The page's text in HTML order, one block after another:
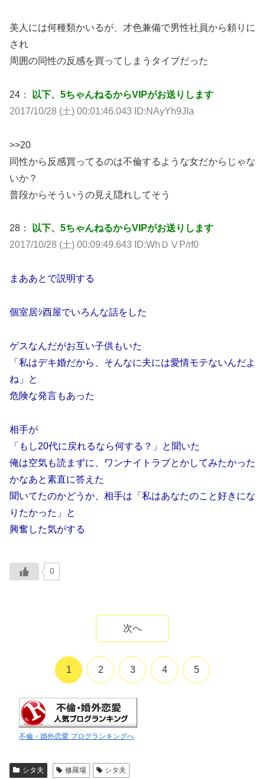
美人には何種類かいるが、才色兼備で男性社員から頼りに
され
周囲の同性の反感を買ってしまうタイプだった
24：
以下、5ちゃんねるからVIPがお送りします
2017/10/28 (土) 00:01:46.043 ID:NAyYh9JIa
>>20
同性から反感買ってるのは不倫するような女だからじゃな
いか？
普段からそういうの見え隠れしてそう
28：
以下、5ちゃんねるからVIPがお送りします
2017/10/28 (土) 00:09:49.643 ID:WhＤⅤP/rf0
まああとで説明する
個室居ｼ酉屋でいろんな話をした
ゲスなんだがお互い子供もいた
「私はデキ婚だから、そんなに夫には愛情モテないんだよ
ね」と
危険な発言もあった
相手が
「もし20代に戻れるなら何する？」と聞いた
俺は空気も読まずに、ワンナイトラブとかしてみたかった
かなあと素直に答えた
聞いてたのかどうか、相手は「私はあなたのこと好きにな
りたかった」と
興奮した気がする
0
次へ
1 2 3 4 5
不倫・婚外恋愛 ブログランキングへ
シタ夫 修羅場 シタ夫